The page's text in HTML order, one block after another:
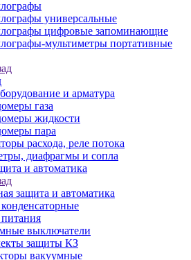
универсальные
цифровые запоминающие
мультиметры портативные
и арматура
газа
жидкости
пара
расхода, реле потока
диафрагмы и сопла
и автоматика
защита и автоматика
выключатели
защиты КЗ
вакуумные